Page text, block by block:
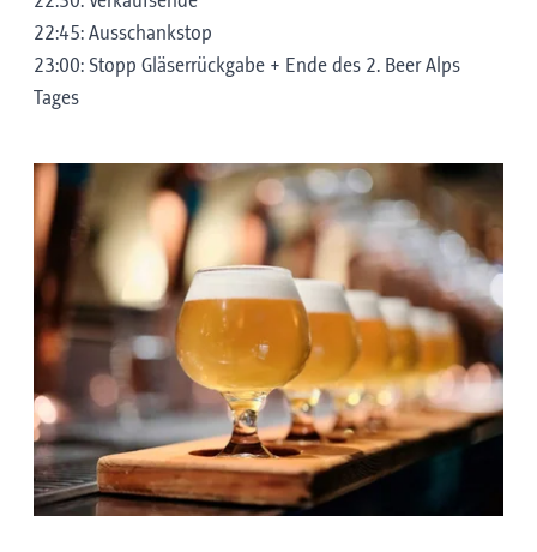
22:45: Ausschankstop
23:00: Stopp Gläserrückgabe + Ende des 2. Beer Alps
Tages